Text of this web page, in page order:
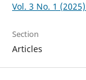
Vol. 3 No. 1
Section
Articles